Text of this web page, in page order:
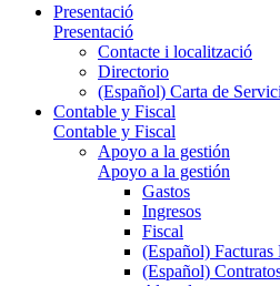
Presentació
Presentació
Contacte i localització
Directorio
(Español) Carta de
Contable y Fiscal
Contable y Fiscal
Apoyo a la gestión
Apoyo a la gestión
Gastos
Ingresos
Fiscal
(Español) Facturas
(Español)